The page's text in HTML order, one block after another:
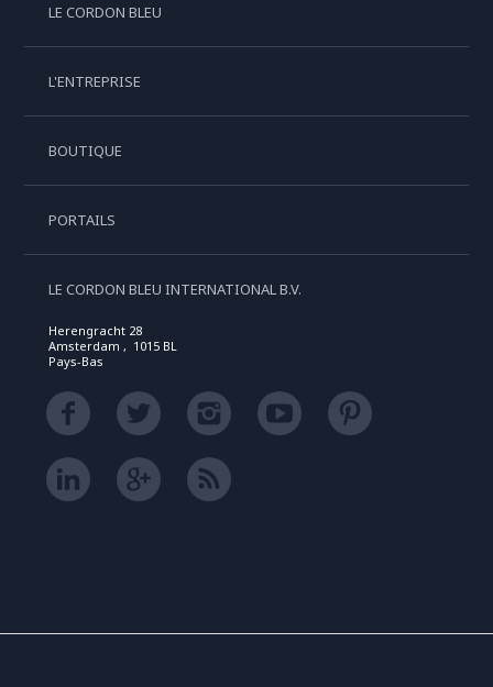
LE CORDON BLEU
L'ENTREPRISE
BOUTIQUE
PORTAILS
LE CORDON BLEU INTERNATIONAL B.V.
Herengracht 28
Amsterdam , 1015 BL
Pays-Bas